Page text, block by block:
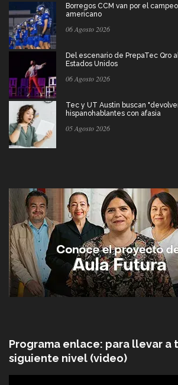
Borregos CCM van por el
americano
06 Agosto 2026
Del escenario de PrepaTec Qro
Estados Unidos
06 Agosto 2026
Tec y UT Austin buscan
hispanohablantes con afasia
05 Agosto 2026
Programa enlace: para llevar a
siguiente nivel (video)